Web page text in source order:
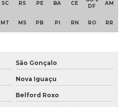
de fluido térmico
de caldeiras
de fluido térmico
SC RS PE BA CE
DF
AM
MT MS PB PI RN RO RR
São Gonçalo
Nova Iguaçu
Belford Roxo